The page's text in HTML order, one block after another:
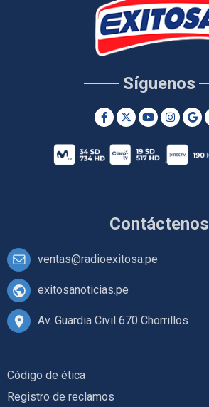
Contáctenos
ventas@radioexitosa.pe
exitosanoticias.pe
Av. Guardia Civil 670 Chorrillos
Síguenos
Código de ética
Registro de reclamos